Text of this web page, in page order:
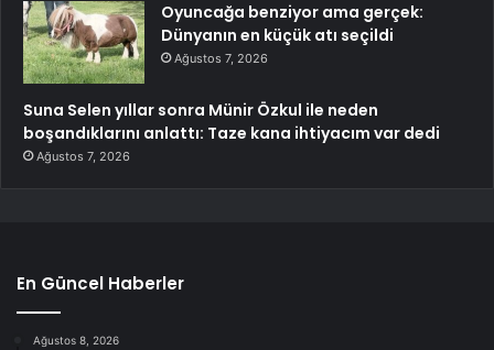
Oyuncağa benziyor ama gerçek:
Dünyanın en küçük atı seçildi
Ağustos 7, 2026
Suna Selen yıllar sonra Münir Özkul ile neden
boşandıklarını anlattı: Taze kana ihtiyacım var dedi
Ağustos 7, 2026
En Güncel Haberler
Ağustos 8, 2026